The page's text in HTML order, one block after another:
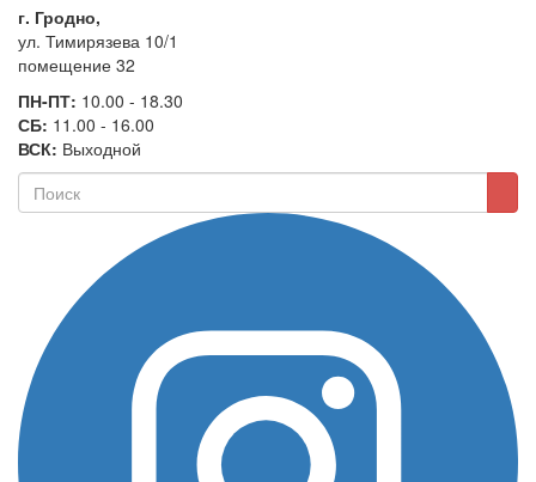
г. Гродно,
ул. Тимирязева 10/1
помещение 32
ПН-ПТ: 10.00 - 18.30
СБ: 11.00 - 16.00
ВСК: Выходной